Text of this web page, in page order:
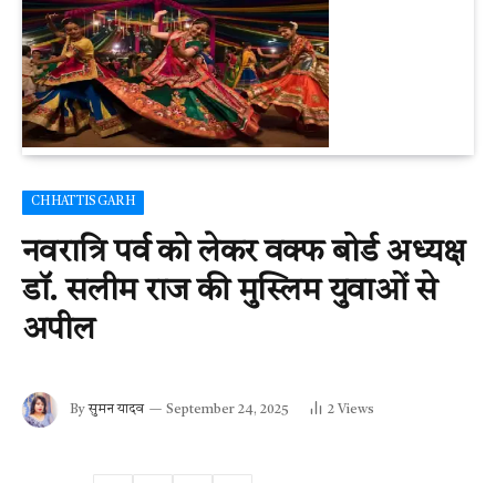
CHHATTISGARH
नवरात्रि पर्व को लेकर वक्फ बोर्ड अध्यक्ष
डॉ. सलीम राज की मुस्लिम युवाओं से
अपील
By सुमन यादव September 24, 2025 2 Views